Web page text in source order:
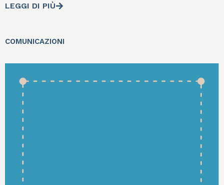
LEGGI DI PIÙ
COMUNICAZIONI